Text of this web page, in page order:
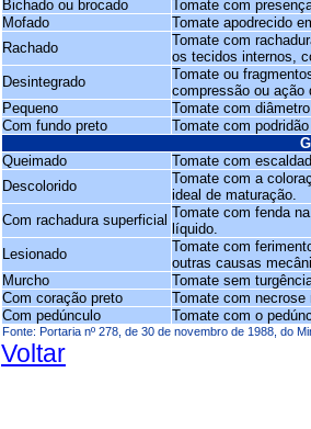
Bichado ou brocado
Tomate com
Mofado
Tomate apodrecido
Rachado
Tomate com
os tecidos internos,
Desintegrado
Tomate ou
compressão ou ação
Pequeno
Tomate com
Com fundo preto
Tomate com
Queimado
Tomate com
Descolorido
Tomate com a
ideal de maturação.
Com rachadura superficial Tomate com fenda
líquido.
Lesionado
Tomate com
outras causas
Murcho
Tomate sem
Com coração preto
Tomate com
Com pedúnculo
Tomate com o
Fonte: Portaria nº 278, de 30 de novembro de 1988, do
Voltar